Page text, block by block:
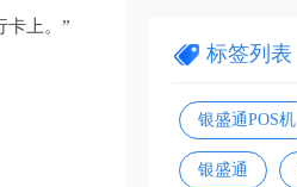
卡上。”
标签列表
银盛通POS机
银盛通